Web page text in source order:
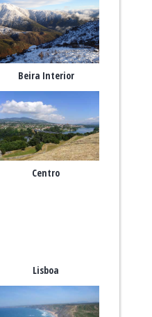
Beira Interior
Centro
Lisboa